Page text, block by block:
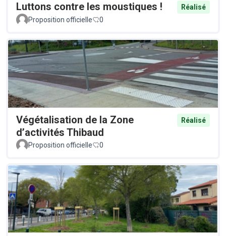
Luttons contre les moustiques !
Réalisé
Proposition officielle
0
Végétalisation de la Zone
d’activités Thibaud
Réalisé
Proposition officielle 0